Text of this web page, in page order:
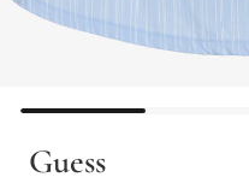
Guess